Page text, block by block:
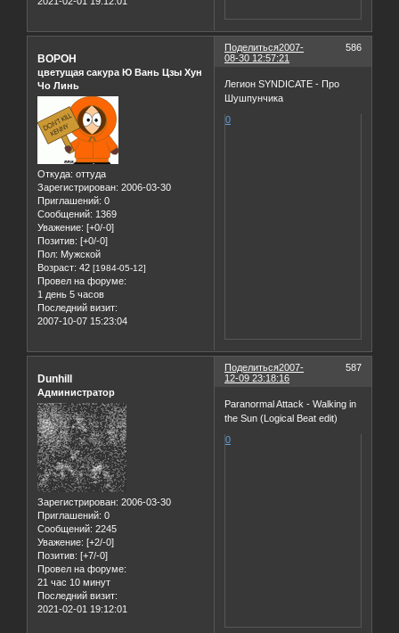
Поделиться 586
2007-
08-30 12:57:21
BOPOH
цветущая сакура Ю Вань Цзы Хун
Чо Линь
Откуда: оттуда
Зарегистрирован: 2006-03-30
Приглашений: 0
Сообщений: 1369
Уважение: [+0/-0]
Позитив: [+0/-0]
Пол: Мужской
Возраст: 42 [1984-05-12]
Провел на форуме:
1 день 5 часов
Последний визит:
2007-10-07 15:23:04
Легион SYNDICATE - Про
Шушпунчика
0
Поделиться 587
2007-
12-09 23:18:16
Dunhill
Администратор
Зарегистрирован: 2006-03-30
Приглашений: 0
Сообщений: 2245
Уважение: [+2/-0]
Позитив: [+7/-0]
Провел на форуме:
21 час 10 минут
Последний визит:
2021-02-01 19:12:01
Paranormal Attack - Walking in
the Sun (Logical Beat edit)
0